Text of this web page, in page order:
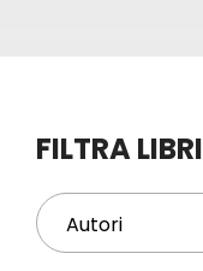
FILTRA LIBRI